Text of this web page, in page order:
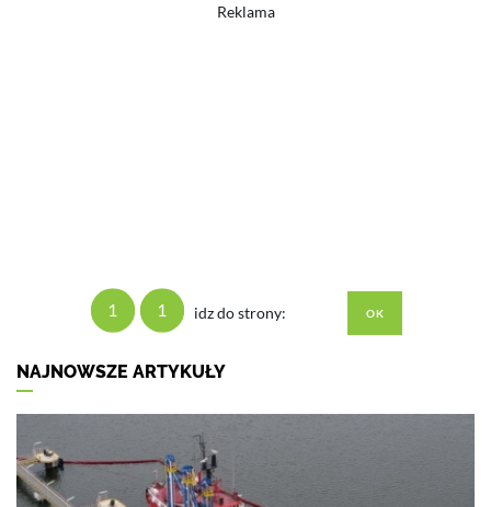
Reklama
1 1 idz do strony:
NAJNOWSZE ARTYKUŁY